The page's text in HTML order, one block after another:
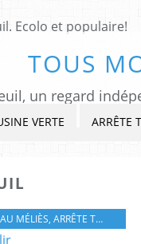
TOUS
VERTE ARRÊTE
MÉLIÈS, ARRÊTE TON CINÉMA